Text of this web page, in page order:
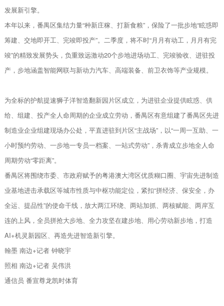
发展新引擎。
本年以来，番禺区集结力量“种新庄稼、打新食粮”，保险了一批步地“眩惑即
筹建、交地即开工、完竣即投产”。二季度，将不时“月月有动工，月月有完
竣”的精致发展势头，负重致远激动20个步地进场动工、完竣验收、进驻投
产，步地涵盖智能网联与新动力汽车、高端装备、前卫衣饰等产业规模。
为全标的护航提速狮子洋智造翻新园片区成立，为进驻企业提供眩惑、供
给、组建、投产全人命周期的企业成立劳动，番禺区有意组建了番禺区先进
制造业企业组建现场办公处，平直进驻到片区“主战场”，以“一周一互助、一
小时预约劳动、一步地一专员一档案、一站式劳动”，杀青成立步地全人命
周期劳动“零距离”。
番禺区将围绕市委、市政府赋予的粤港澳大湾区优质糊口圈、宇宙先进制造
业基地进击承载区等城市性质与中枢功能定位，紧扣“拼经济、保安全，办
全运、提品性”的使命干线，放大两江环绕、两站加抓、两核赋能、两岸互
连的上风，全员拼抢大步地、全力攻坚在建步地、用心劳动新步地，打造
AI+机灵新园区、再造先进智造新引擎。
翰墨 南边+记者 钟晓宇
照相 南边+记者 吴伟洪
通信员 番宣尊龙凯时体育